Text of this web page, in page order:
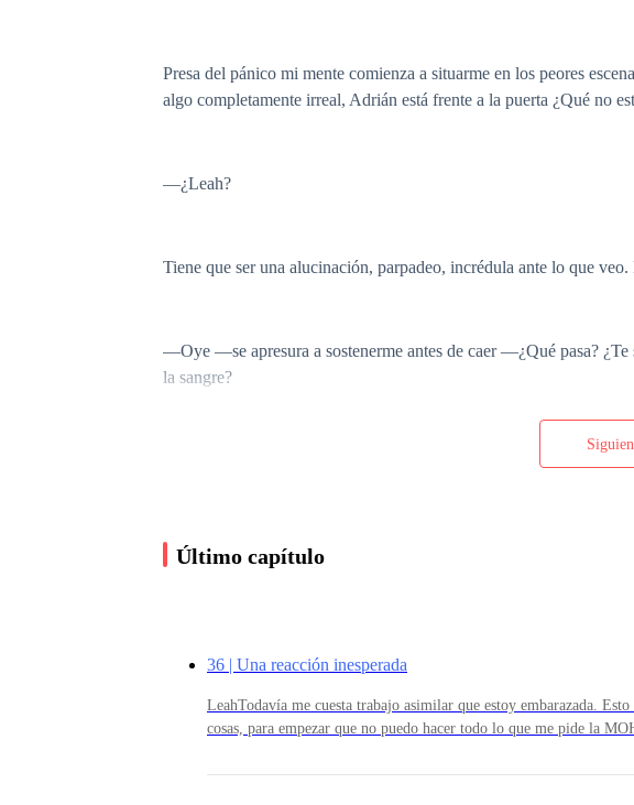
Presa del pánico mi mente comienza a situarme en los peores
algo completamente irreal, Adrián está frente a la puerta ¿Qué no
—¿Leah?
Tiene que ser una alucinación, parpadeo, incrédula ante lo que
—Oye —se apresura a sostenerme antes de caer —¿Qué pasa?
la sangre?
Me tomo un par de segundos para intentar tranquilizarme y trato
—De tu hermano.
Pero como toda buena historia, siempre hay que empezar por el
HACE 8 HORAS.
Último capítulo
36 | Una reacción inesperada
LeahTodavía me cuesta trabajo asimilar que estoy embarazada.
cosas, para empezar que no puedo hacer todo lo que me pide la
tema, pero las cosas se vuelven más difíciles estando con Michael y